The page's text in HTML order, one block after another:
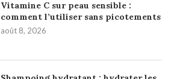
Vitamine C sur peau sensible :
comment l’utiliser sans picotements
août 8, 2026